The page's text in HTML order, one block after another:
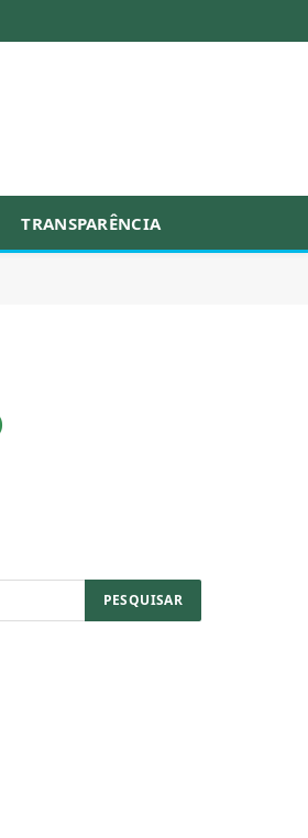
TRANSPARÊNCIA